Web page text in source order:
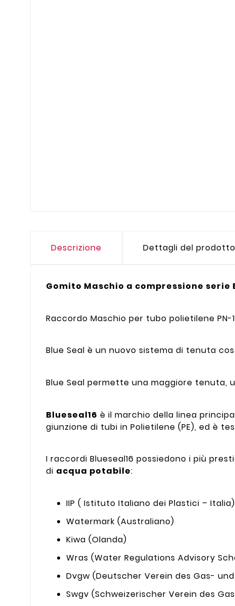
Descrizione Dettagli del prodotto
Gomito Maschio a compressione serie
Raccordo Maschio per tubo polietilene PN-
Blue Seal è un nuovo sistema di tenuta
Blue Seal permette una maggiore tenuta,
Blueseal16 è il marchio della linea
giunzione di tubi in Polietilene (PE), ed è
I raccordi Blueseal16 possiedono i più
di acqua potabile:
IIP ( Istituto Italiano dei Plastici – Italia)
Watermark (Australiano)
Kiwa (Olanda)
Wras (Water Regulations Advisory
Dvgw (Deutscher Verein des Gas-
Swgv (Schweizerischer Verein des